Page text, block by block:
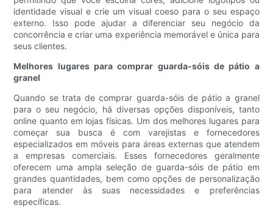
identidade visual e crie um visual coeso para o seu espaço
externo. Isso pode ajudar a diferenciar seu negócio da
concorrência e criar uma experiência memorável e única para
seus clientes.
Melhores lugares para comprar guarda-sóis de pátio a
granel
Quando se trata de comprar guarda-sóis de pátio a granel
para o seu negócio, há diversas opções disponíveis, tanto
online quanto em lojas físicas. Um dos melhores lugares para
começar sua busca é com varejistas e fornecedores
especializados em móveis para áreas externas que atendem
a empresas comerciais. Esses fornecedores geralmente
oferecem uma ampla seleção de guarda-sóis de pátio em
grandes quantidades, bem como opções de personalização
para atender às suas necessidades e preferências
específicas.